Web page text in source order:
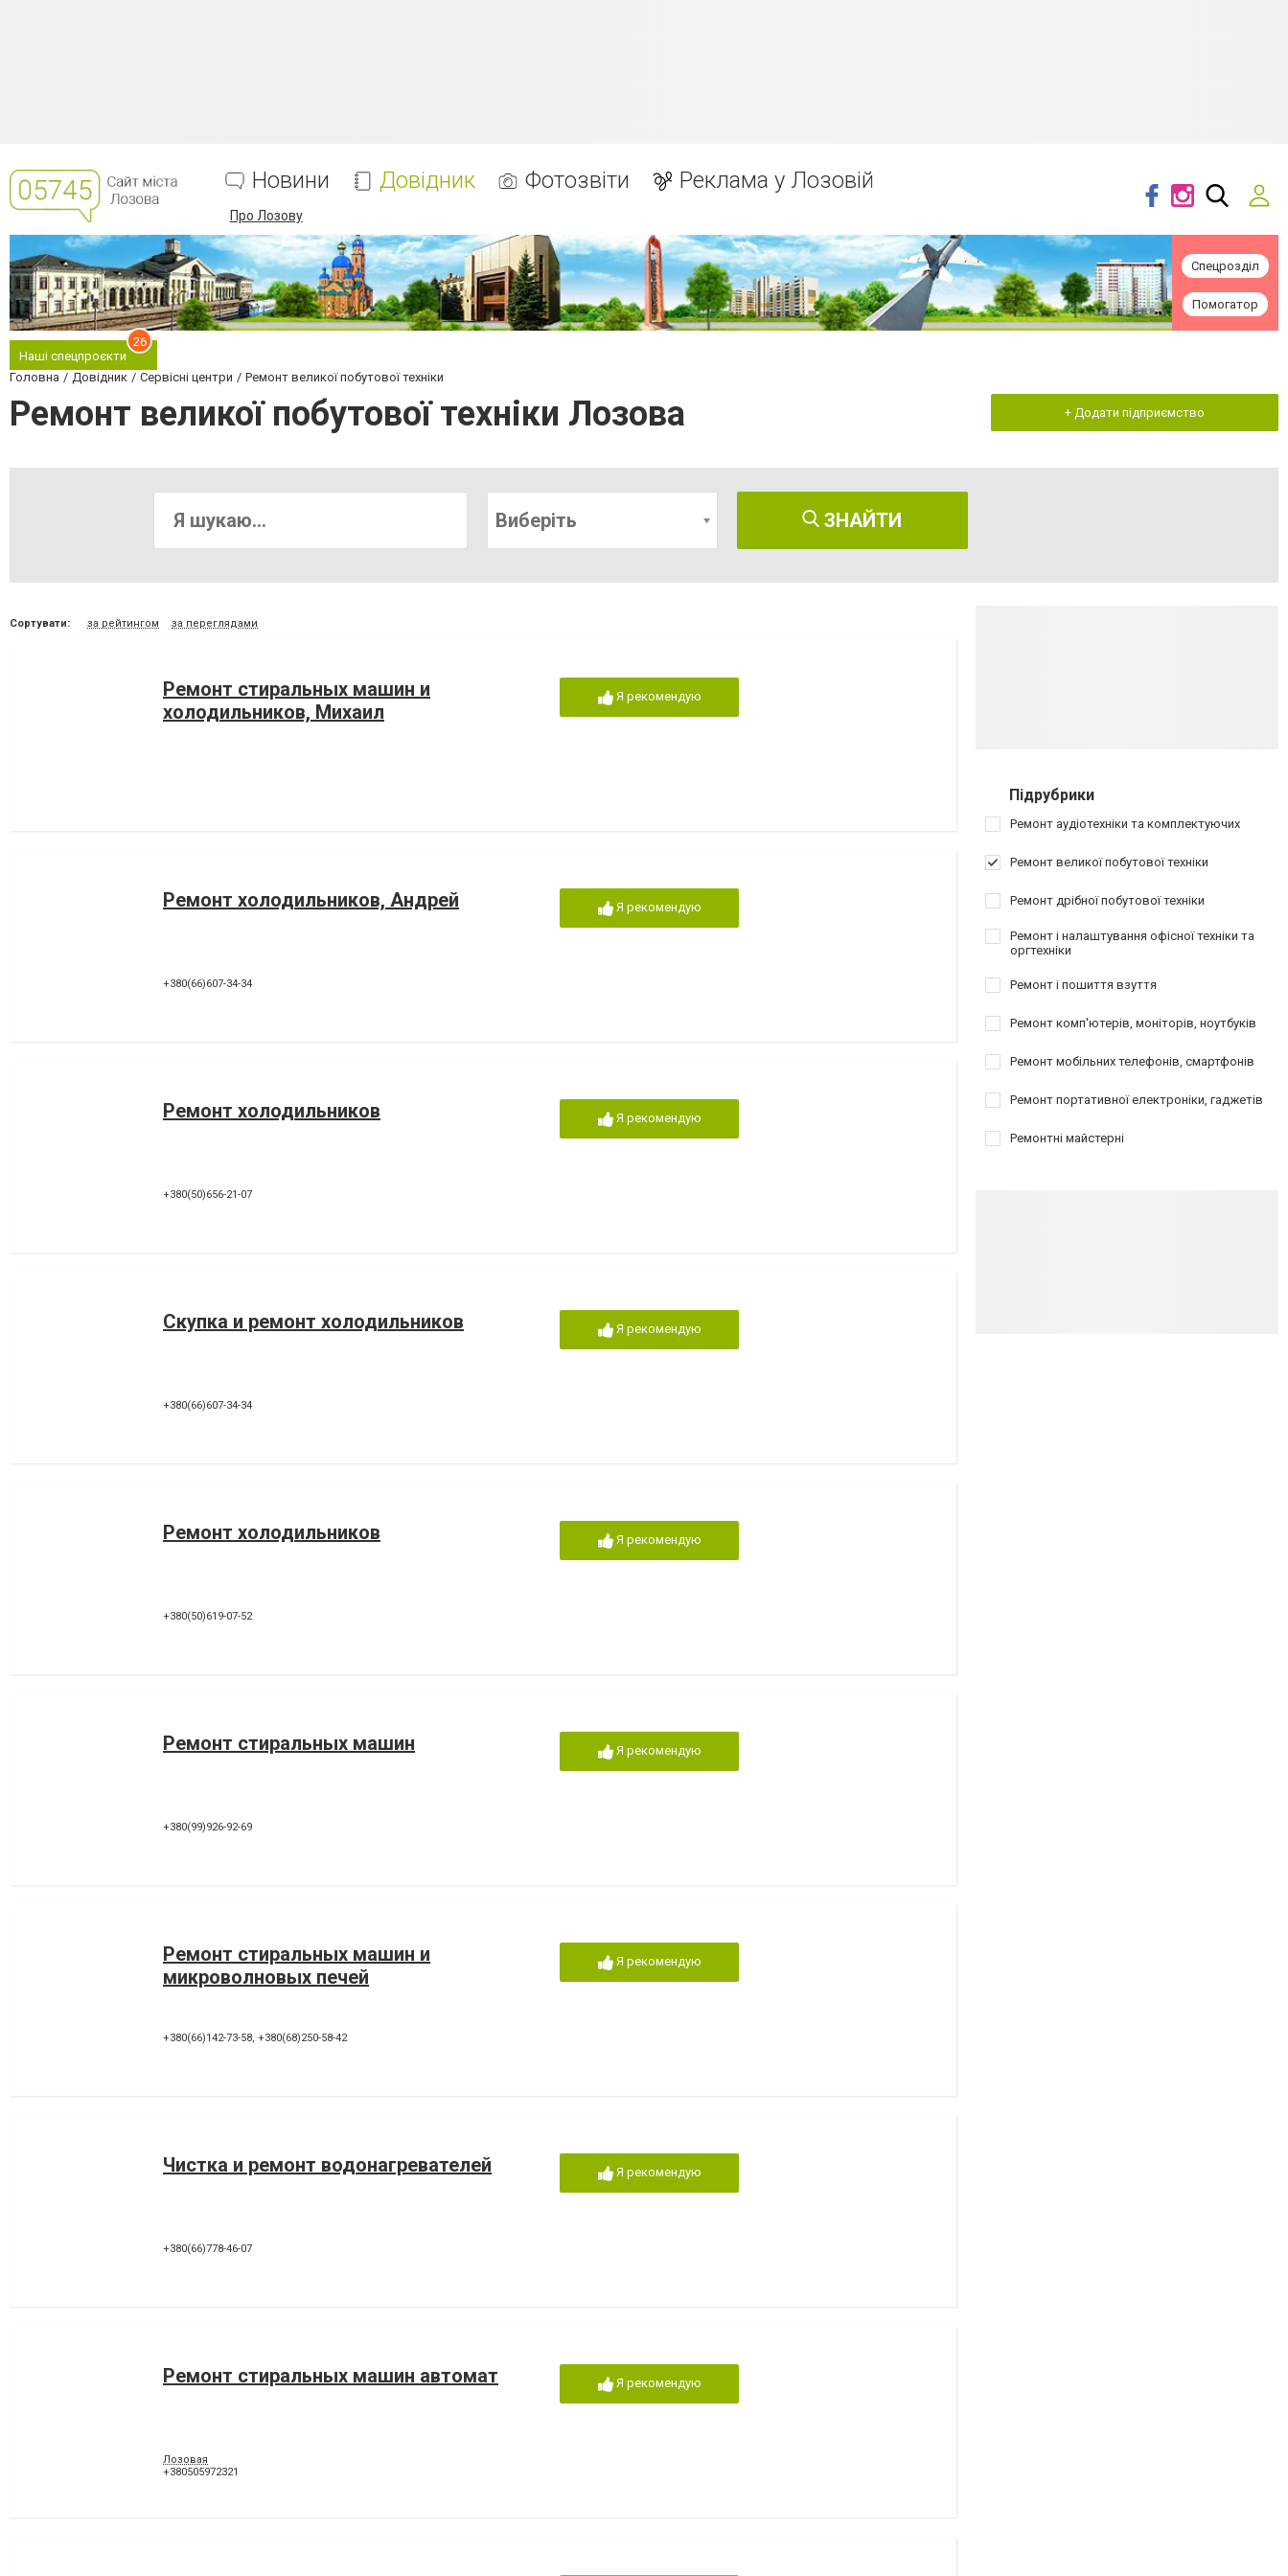
Новини Довідник Фотозвіти Реклама у Лозовій
Про Лозову
Спецрозділ
Помогатор
Наші спецпроєкти
26
Головна Довідник Сервісні центри Ремонт великої побутової техніки
Ремонт великої побутової техніки Лозова + Додати підприємство
Виберіть ЗНАЙТИ
Сортувати: за рейтингом за переглядами
Ремонт стиральных машин и
холодильников, Михаил
Я рекомендую
Ремонт холодильников, Андрей
+380(66)607-34-34
Я рекомендую
Ремонт холодильников
+380(50)656-21-07
Я рекомендую
Скупка и ремонт холодильников
+380(66)607-34-34
Я рекомендую
Ремонт холодильников
+380(50)619-07-52
Я рекомендую
Ремонт стиральных машин
+380(99)926-92-69
Я рекомендую
Ремонт стиральных машин и
микроволновых печей
+380(66)142-73-58, +380(68)250-58-42
Я рекомендую
Чистка и ремонт водонагревателей
+380(66)778-46-07
Я рекомендую
Ремонт стиральных машин автомат
Лозовая
+380505972321
Я рекомендую
Підрубрики
Ремонт аудіотехніки та комплектуючих
Ремонт великої побутової техніки
Ремонт дрібної побутової техніки
Ремонт і налаштування офісної техніки та
оргтехніки
Ремонт і пошиття взуття
Ремонт комп'ютерів, моніторів, ноутбуків
Ремонт мобільних телефонів, смартфонів
Ремонт портативної електроніки, гаджетів
Ремонтні майстерні